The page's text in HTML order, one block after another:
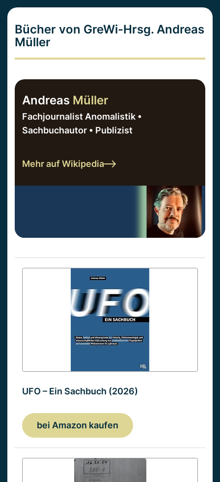
Bücher von GreWi-Hrsg. Andreas
Müller
Andreas Müller
Fachjournalist Anomalistik •
Sachbuchautor • Publizist
Mehr auf Wikipedia
UFO – Ein Sachbuch (2026)
bei Amazon kaufen